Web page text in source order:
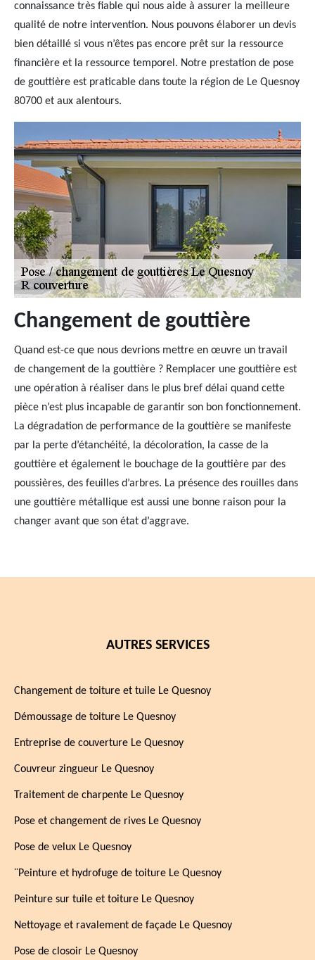
connaissance très fiable qui nous aide à assurer la meilleure
qualité de notre intervention. Nous pouvons élaborer un devis
bien détaillé si vous n’êtes pas encore prêt sur la ressource
financière et la ressource temporel. Notre prestation de pose
de gouttière est praticable dans toute la région de Le Quesnoy
80700 et aux alentours.
Changement de gouttière
Quand est-ce que nous devrions mettre en œuvre un travail
de changement de la gouttière ? Remplacer une gouttière est
une opération à réaliser dans le plus bref délai quand cette
pièce n’est plus incapable de garantir son bon fonctionnement.
La dégradation de performance de la gouttière se manifeste
par la perte d’étanchéité, la décoloration, la casse de la
gouttière et également le bouchage de la gouttière par des
poussières, des feuilles d’arbres. La présence des rouilles dans
une gouttière métallique est aussi une bonne raison pour la
changer avant que son état d’aggrave.
AUTRES SERVICES
Changement de toiture et tuile Le Quesnoy
Démoussage de toiture Le Quesnoy
Entreprise de couverture Le Quesnoy
Couvreur zingueur Le Quesnoy
Traitement de charpente Le Quesnoy
Pose et changement de rives Le Quesnoy
Pose de velux Le Quesnoy
¨Peinture et hydrofuge de toiture Le Quesnoy
Peinture sur tuile et toiture Le Quesnoy
Nettoyage et ravalement de façade Le Quesnoy
Pose de closoir Le Quesnoy